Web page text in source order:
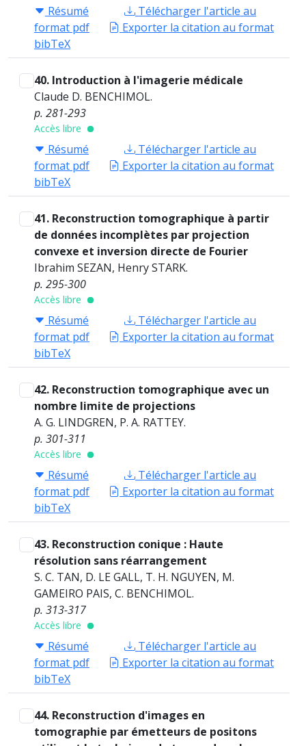
Résumé
Télécharger l'article au
format pdf
Exporter la citation au format
bibTeX
40. Introduction à l'imagerie médicale
Claude D. BENCHIMOL.
p. 281-293
Accès libre
Résumé
Télécharger l'article au
format pdf
Exporter la citation au format
bibTeX
41. Reconstruction tomographique à partir
de données incomplètes par projection
convexe et inversion directe de Fourier
Ibrahim SEZAN, Henry STARK.
p. 295-300
Accès libre
Résumé
Télécharger l'article au
format pdf
Exporter la citation au format
bibTeX
42. Reconstruction tomographique avec un
nombre limite de projections
A. G. LINDGREN, P. A. RATTEY.
p. 301-311
Accès libre
Résumé
Télécharger l'article au
format pdf
Exporter la citation au format
bibTeX
43. Reconstruction conique : Haute
résolution sans réarrangement
S. C. TAN, D. LE GALL, T. H. NGUYEN, M.
GAMEIRO PAIS, C. BENCHIMOL.
p. 313-317
Accès libre
Résumé
Télécharger l'article au
format pdf
Exporter la citation au format
bibTeX
44. Reconstruction d'images en
tomographie par émetteurs de positons